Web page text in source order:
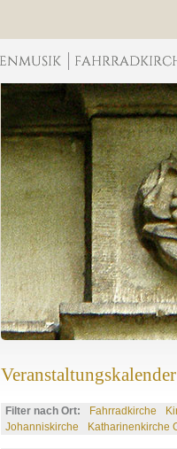
Veranstaltungskalender
Filter nach Ort: Fahrradkirche
Johanniskirche
Katharinenkirche